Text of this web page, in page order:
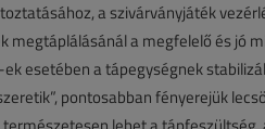
a szivárványjáték
megtáplálásánál a megfelelő és jó
ek esetében a tápegységnek
pontosabban fényerejük